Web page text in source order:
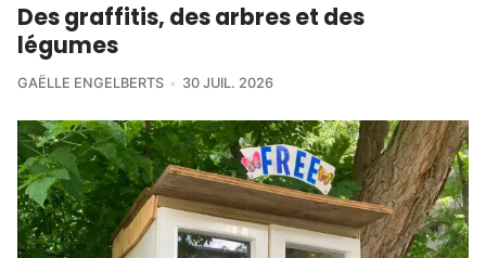
Des graffitis, des arbres et des
légumes
GAËLLE ENGELBERTS 30 JUIL. 2026